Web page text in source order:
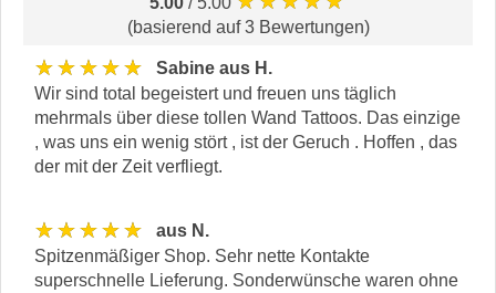
(basierend auf 3 Bewertungen)
★★★★★
Sabine aus H.
Wir sind total begeistert und freuen uns täglich
mehrmals über diese tollen Wand Tattoos. Das einzige
, was uns ein wenig stört , ist der Geruch . Hoffen , das
der mit der Zeit verfliegt.
★★★★★
aus N.
Spitzenmäßiger Shop. Sehr nette Kontakte
superschnelle Lieferung. Sonderwünsche waren ohne